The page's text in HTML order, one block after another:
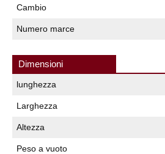
Cambio
Numero marce
Dimensioni
lunghezza
Larghezza
Altezza
Peso a vuoto